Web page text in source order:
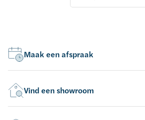
Maak een afspraak
Vind een showroom